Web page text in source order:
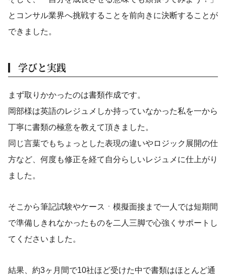
とコンサル業界へ挑戦することを前向きに決断することが
できました。
学びと実践
まず取りかかったのは書類作成です。
岡部様は英語のレジュメしか持っていなかった私を一から
丁寧に書類の極意を教えて頂きました。
同じ言葉でもちょっとした表現の違いやロジック展開の仕
方など、何度も修正を経て自分らしいレジュメに仕上がり
ました。
そこから筆記試験やケースㆍ模擬面接まで一人では短期間
で準備しきれなかったものを二人三脚で心強くサポートし
てくださいました。
結果、約3ヶ月間で10社ほど受けた中で書類はほとんど通